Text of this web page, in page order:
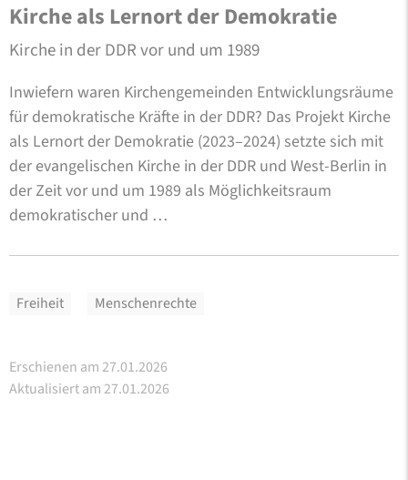
Kirche als Lernort der Demokratie
Kirche in der DDR vor und um 1989
Inwiefern waren Kirchengemeinden Entwicklungsräume
für demokratische Kräfte in der DDR? Das Projekt Kirche
als Lernort der Demokratie (2023–2024) setzte sich mit
der evangelischen Kirche in der DDR und West-Berlin in
der Zeit vor und um 1989 als Möglichkeitsraum
demokratischer und …
Freiheit Menschenrechte
Erschienen am 27.01.2026
Aktualisiert am 27.01.2026